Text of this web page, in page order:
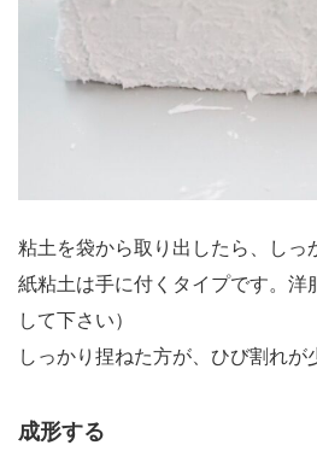
粘土を袋から取り出したら、しっ
紙粘土は手に付くタイプです。洋
して下さい）
しっかり捏ねた方が、ひび割れが
成形する